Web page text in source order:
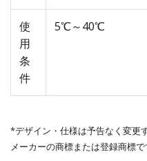
使
用
条
件
5℃～40℃
*デザイン・仕様は予告なく変更
メーカーの商標または登録商標で